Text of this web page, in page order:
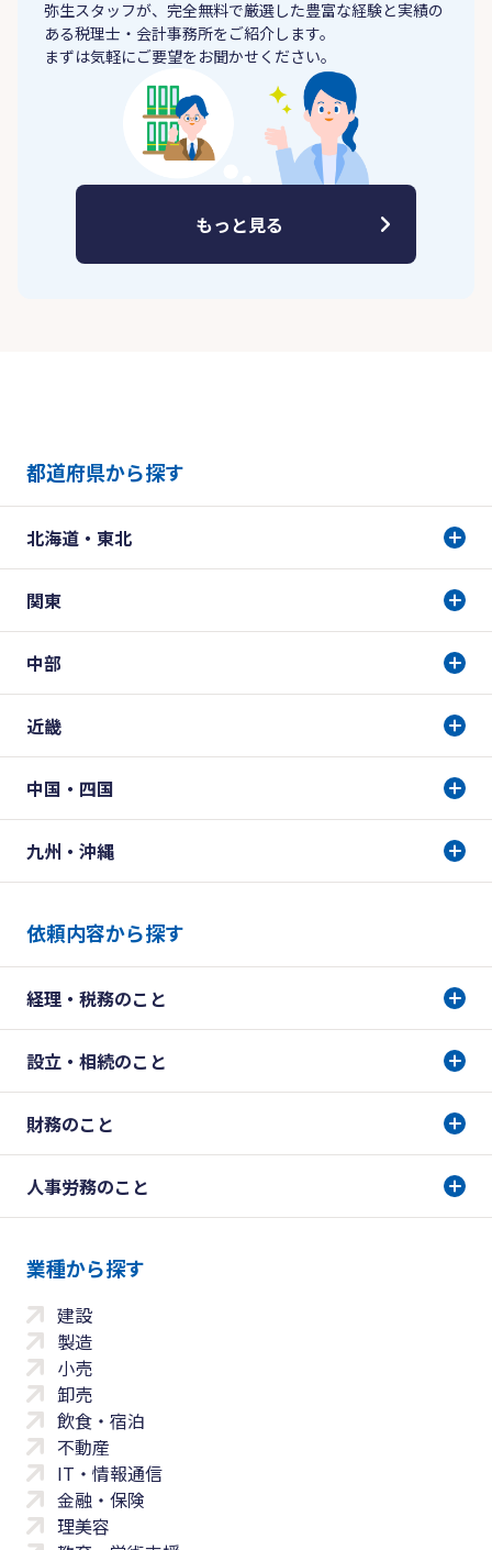
弥生スタッフが、完全無料で厳選した豊富な経験と実績の
ある税理士・会計事務所をご紹介します。
まずは気軽にご要望をお聞かせください。
もっと見る
都道府県から探す
北海道・東北
関東
中部
近畿
中国・四国
九州・沖縄
依頼内容から探す
経理・税務のこと
設立・相続のこと
財務のこと
人事労務のこと
業種から探す
建設
製造
小売
卸売
飲食・宿泊
不動産
IT・情報通信
金融・保険
理美容